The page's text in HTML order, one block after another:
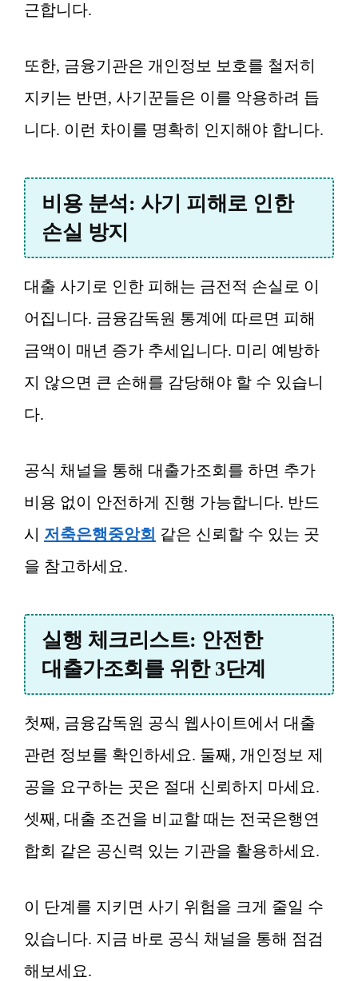
근합니다.
또한, 금융기관은 개인정보 보호를 철저히
지키는 반면, 사기꾼들은 이를 악용하려 듭
니다. 이런 차이를 명확히 인지해야 합니다.
비용 분석: 사기 피해로 인한
손실 방지
대출 사기로 인한 피해는 금전적 손실로 이
어집니다. 금융감독원 통계에 따르면 피해
금액이 매년 증가 추세입니다. 미리 예방하
지 않으면 큰 손해를 감당해야 할 수 있습니
다.
공식 채널을 통해 대출가조회를 하면 추가
비용 없이 안전하게 진행 가능합니다. 반드
시 저축은행중앙회 같은 신뢰할 수 있는 곳
을 참고하세요.
실행 체크리스트: 안전한
대출가조회를 위한 3단계
첫째, 금융감독원 공식 웹사이트에서 대출
관련 정보를 확인하세요. 둘째, 개인정보 제
공을 요구하는 곳은 절대 신뢰하지 마세요.
셋째, 대출 조건을 비교할 때는 전국은행연
합회 같은 공신력 있는 기관을 활용하세요.
이 단계를 지키면 사기 위험을 크게 줄일 수
있습니다. 지금 바로 공식 채널을 통해 점검
해보세요.